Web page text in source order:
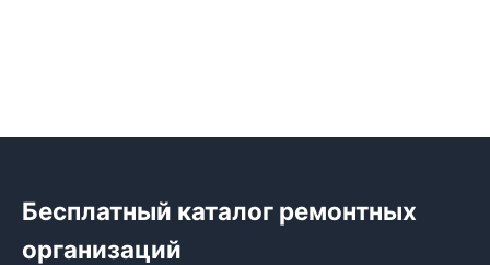
Бесплатный каталог ремонтных
организаций